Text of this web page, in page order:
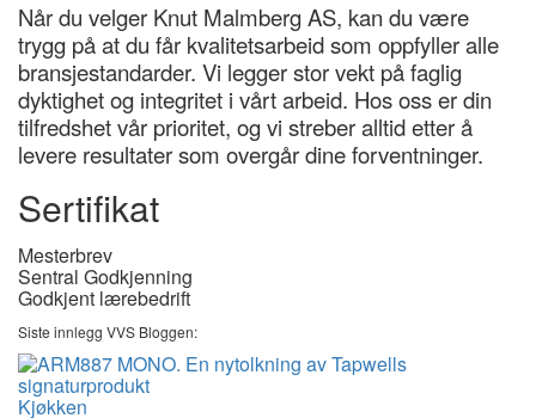
Når du velger Knut Malmberg AS, kan du være
trygg på at du får kvalitetsarbeid som oppfyller alle
bransjestandarder. Vi legger stor vekt på faglig
dyktighet og integritet i vårt arbeid. Hos oss er din
tilfredshet vår prioritet, og vi streber alltid etter å
levere resultater som overgår dine forventninger.
Sertifikat
Mesterbrev
Sentral Godkjenning
Godkjent lærebedrift
Siste innlegg VVS Bloggen:
Kjøkken